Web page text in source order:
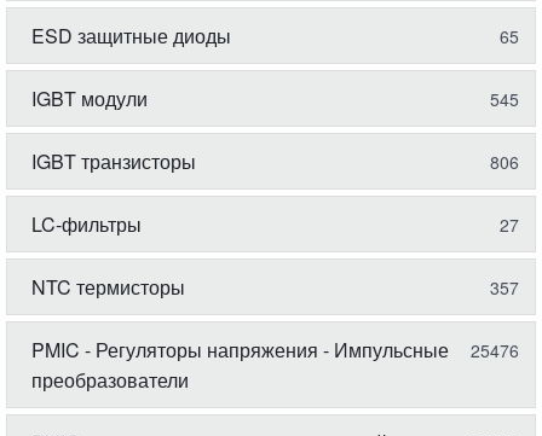
ESD защитные диоды 65
IGBT модули 545
IGBT транзисторы 806
LC-фильтры 27
NTC термисторы 357
PMIC - Регуляторы напряжения - Импульсные
преобразователи
25476